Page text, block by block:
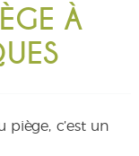
À
c’est un